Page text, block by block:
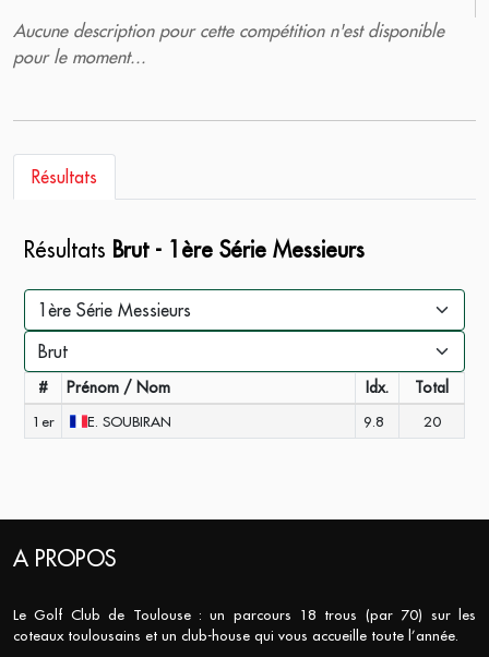
Aucune description pour cette compétition n'est disponible
pour le moment...
Résultats
Résultats Brut - 1ère Série Messieurs
# Prénom / Nom Idx. Total
1er E. SOUBIRAN 9.8 20
A PROPOS
Le Golf Club de Toulouse : un parcours 18 trous (par 70) sur les
coteaux toulousains et un club-house qui vous accueille toute l’année.